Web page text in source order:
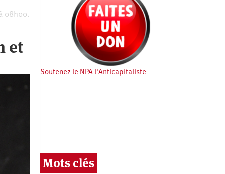
08h00.
et
Soutenez le NPA l'Anticapitaliste
Mots clés